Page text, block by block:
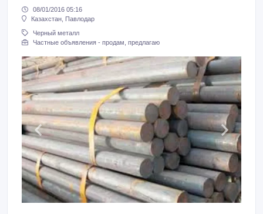
08/01/2016 05:16
Казахстан, Павлодар
Черный металл
Частные объявления - продам, предлагаю